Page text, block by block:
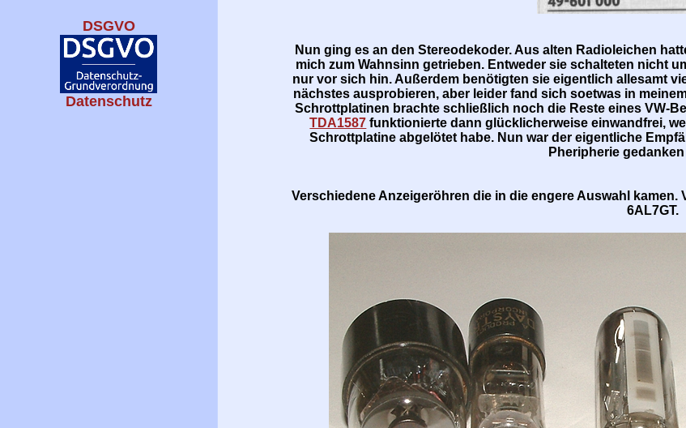
DSGVO
Datenschutz
Nun ging es an den Stereodekoder. Aus alten Radioleichen
mich zum Wahnsinn getrieben. Entweder sie schalteten nicht
nur vor sich hin. Außerdem benötigten sie eigentlich allesamt
nächstes ausprobieren, aber leider fand sich soetwas in
Schrottplatinen brachte schließlich noch die Reste eines VW-
TDA1587 funktionierte dann glücklicherweise einwandfrei,
Schrottplatine abgelötet habe. Nun war der eigentliche
Pheripherie
Verschiedene Anzeigeröhren die in die engere Auswahl kamen.
6AL7GT.